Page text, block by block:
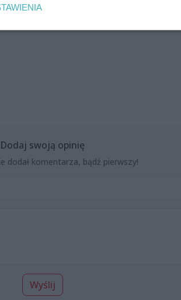
Dodaj swoją opinię
dodał komentarza, bądź pierwszy!
Wyślij